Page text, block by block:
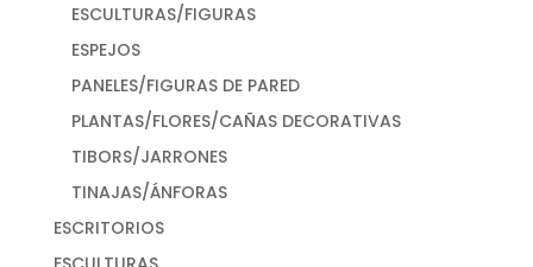
ESCULTURAS/FIGURAS
ESPEJOS
PANELES/FIGURAS DE PARED
PLANTAS/FLORES/CAÑAS DECORATIVAS
TIBORS/JARRONES
TINAJAS/ÁNFORAS
ESCRITORIOS